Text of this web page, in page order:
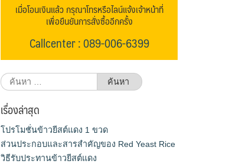
เมื่อโอนเงินแล้ว กรุณาโทรหรือไลน์แจ้งเจ้าหน้าที่
เพื่อยืนยันการสั่งซื้ออีกครั้ง
Callcenter : 089-006-6399
ค้นหา
สำหรับ:
เรื่องล่าสุด
โปรโมชั่นข้าวยีสต์แดง 1 ขวด
ส่วนประกอบและสารสำคัญของ Red Yeast Rice
วิธีรับประทานข้าวยีสต์แดง